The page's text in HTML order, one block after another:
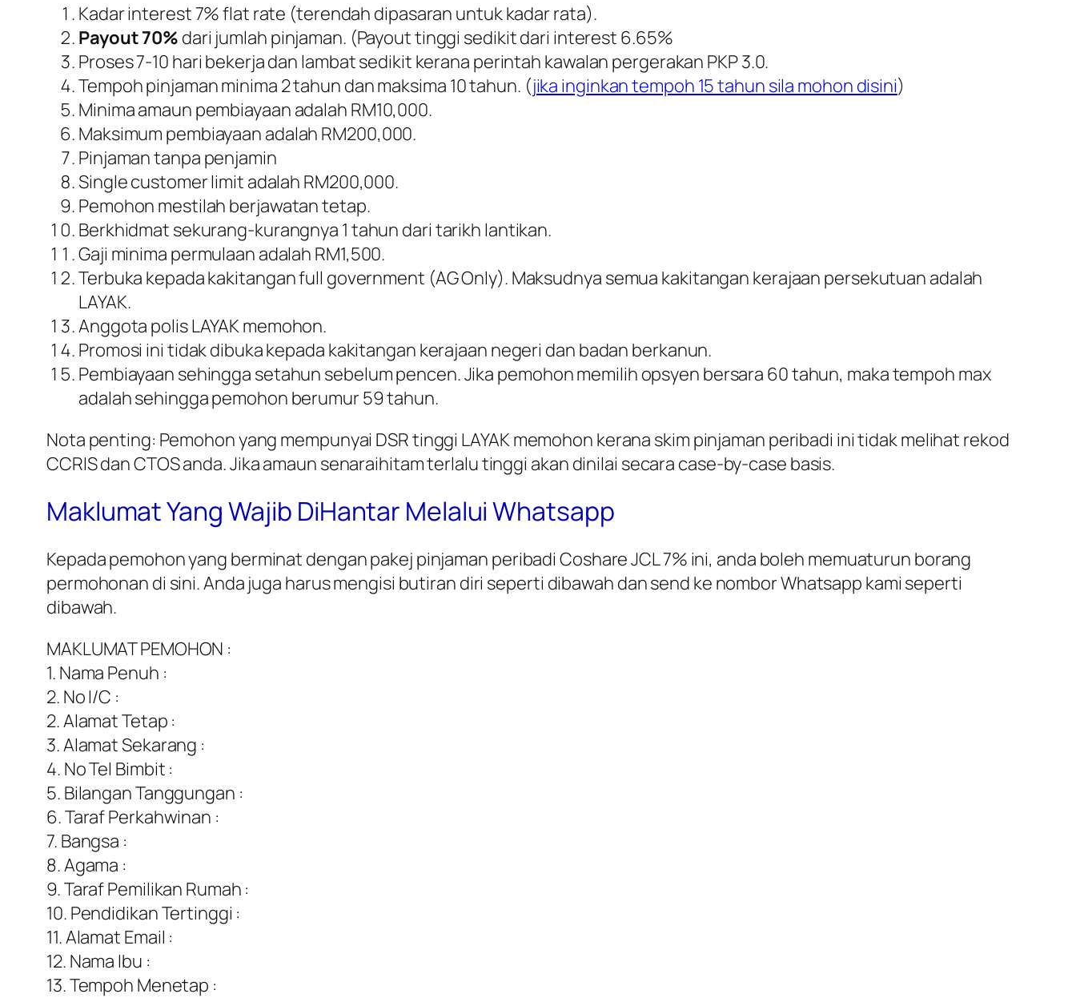
Kadar interest 7% flat rate (terendah dipasaran untuk kadar rata).
Payout 70% dari jumlah pinjaman. (Payout tinggi sedikit dari interest 6.65%
Proses 7-10 hari bekerja dan lambat sedikit kerana perintah kawalan pergerakan PKP 3.0.
Tempoh pinjaman minima 2 tahun dan maksima 10 tahun. (jika inginkan tempoh 15 tahun sila mohon disini)
Minima amaun pembiayaan adalah RM10,000.
Maksimum pembiayaan adalah RM200,000.
Pinjaman tanpa penjamin
Single customer limit adalah RM200,000.
Pemohon mestilah berjawatan tetap.
Berkhidmat sekurang-kurangnya 1 tahun dari tarikh lantikan.
Gaji minima permulaan adalah RM1,500.
Terbuka kepada kakitangan full government (AG Only). Maksudnya semua kakitangan kerajaan persekutuan adalah
LAYAK.
Anggota polis LAYAK memohon.
Promosi ini tidak dibuka kepada kakitangan kerajaan negeri dan badan berkanun.
Pembiayaan sehingga setahun sebelum pencen. Jika pemohon memilih opsyen bersara 60 tahun, maka tempoh max
adalah sehingga pemohon berumur 59 tahun.
Nota penting: Pemohon yang mempunyai DSR tinggi LAYAK memohon kerana skim pinjaman peribadi ini tidak melihat rekod
CCRIS dan CTOS anda. Jika amaun senaraihitam terlalu tinggi akan dinilai secara case-by-case basis.
Maklumat Yang Wajib DiHantar Melalui Whatsapp
Kepada pemohon yang berminat dengan pakej pinjaman peribadi Coshare JCL 7% ini, anda boleh memuaturun borang
permohonan di sini. Anda juga harus mengisi butiran diri seperti dibawah dan send ke nombor Whatsapp kami seperti
dibawah.
MAKLUMAT PEMOHON :
1. Nama Penuh :
2. No I/C :
2. Alamat Tetap :
3. Alamat Sekarang :
4. No Tel Bimbit :
5. Bilangan Tanggungan :
6. Taraf Perkahwinan :
7. Bangsa :
8. Agama :
9. Taraf Pemilikan Rumah :
10. Pendidikan Tertinggi :
11. Alamat Email :
12. Nama Ibu :
13. Tempoh Menetap :